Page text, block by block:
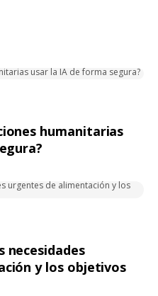
humanitarias
necesidades
y los objetivos